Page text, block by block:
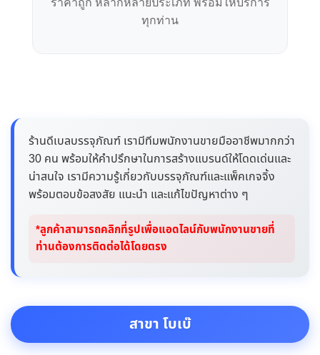
ทุกท่าน
ร้านดีเบลบรรจุภัณฑ์ เรามีทีมพนักงานขายมืออาชีพมากกว่า
30 คน พร้อมให้คำปรึกษาในการสร้างแบรนด์ให้โดดเด่นและ
น่าสนใจ เรามีความรู้เกี่ยวกับบรรจุภัณฑ์และแพ็คเกจจิ้ง
พร้อมตอบข้อสงสัย แนะนำ และแก้ไขปัญหาต่าง ๆ
*ลูกค้าสามารถคลิกที่รูปเพื่อแอดไลน์กับพนักงานขายที่
ท่านต้องการติดต่อได้โดยตรง
สาขา โบเบ๊